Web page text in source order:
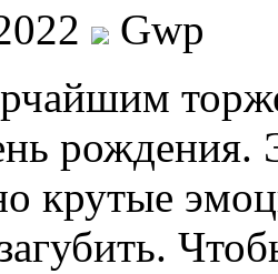
Gwp
рождения.
крутые